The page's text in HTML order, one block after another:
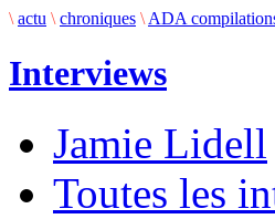
\ actu \ chroniques \ ADA
Interviews
Jamie Lidell
Toutes les